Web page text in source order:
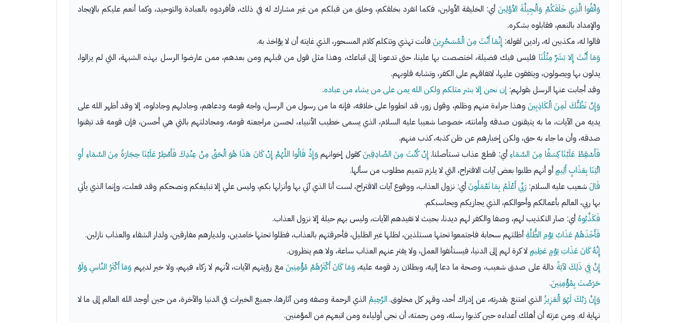
وَاتَّقُوا الَّذِي خَلَقَكُمْ وَالْجِبِلَّةَ الأوَّلِينَأي: الخليقة الأولين، فكما انفرد بخلقكم، وخلق من قبلكم من غير مشارك له في ذلك، فأفردوه بالعبادة والتوحيد، وكما أنعم عليكم بالإيجاد
والإمداد بالنعم، فقابلوه بشكره.
قالوا له، مكذبين له، رادين لقوله: إِنَّمَا أَنْتَ مِنَ الْمُسَحَّرِينَ فأنت تهذي وتتكلم كلام المسحور، الذي غايته أن لا يؤاخذ به.
وَمَا أَنْتَ إِلا بَشَرٌ مِثْلُنَا فليس فيك فضيلة، اختصصت بها علينا، حتى تدعونا إلى اتباعك، وهذا مثل قول من قبلهم ومن بعدهم، ممن عارضوا الرسل بهذه الشبهة، التي لم يزالوا،
يدلون بها ويصولون، ويتفقون عليها، لاتفاقهم على الكفر، وتشابه قلوبهم.
وقد أجابت عنها الرسل بقولهم: إن نحن إلا بشر مثلكم ولكن الله يمن على من يشاء من عباده.
وَإِنْ نَظُنُّكَ لَمِنَ الْكَاذِبِينَ وهذا جراءة منهم وظلم، وقول زور، قد انطووا على خلافه، فإنه ما من رسول من الرسل، واجه قومه ودعاهم، وجادلهم وجادلوه، إلا وقد أظهر الله على
يديه من الآيات، ما به يتيقنون صدقه وأمانته، خصوصا شعيبا عليه السلام، الذي يسمى خطيب الأنبياء، لحسن مراجعته قومه، ومجادلتهم بالتي هي أحسن، فإن قومه قد تيقنوا
صدقه، وأن ما جاء به حق، ولكن إخبارهم عن ظن كذبه، كذب منهم.
فَأَسْقِطْ عَلَيْنَا كِسَفًا مِنَ السَّمَاءِ أي: قطع عذاب تستأصلنا. إِنْ كُنْتَ مِنَ الصَّادِقِينَكقول إخوانهم وَإِذْ قَالُوا اللَّهُمَّ إِنْ كَانَ هَذَا هُوَ الْحَقَّ مِنْ عِنْدِكَ فَأَمْطِرْ عَلَيْنَا حِجَارَةً مِنَ السَّمَاءِ أَوِ
ائْتِنَا بِعَذَابٍ أَلِيمٍأو أنهم طلبوا بعض آيات الاقتراح، التي لا يلزم تتميم مطلوب من سألها.
قَالَشعيب عليه السلام:رَبِّي أَعْلَمُ بِمَا تَعْمَلُونَأي: نزول العذاب، ووقوع آيات الاقتراح، لست أنا الذي آتي بها وأنزلها بكم، وليس علي إلا تبليغكم ونصحكم وقد فعلت، وإنما الذي يأتي
بها ربي، العالم بأعمالكم وأحوالكم، الذي يجازيكم ويحاسبكم.
فَكَذَّبُوهُأي: صار التكذيب لهم، وصفا والكفر لهم ديدنا، بحيث لا تفيدهم الآيات، وليس بهم حيلة إلا نزول العذاب.
فَأَخَذَهُمْ عَذَابُ يَوْمِ الظُّلَّةِ أظلتهم سحابة فاجتمعوا تحتها مستلذين، لظلها غير الظليل، فأحرقتهم بالعذاب، فظلوا تحتها خامدين، ولديارهم مفارقين، ولدار الشقاء والعذاب نازلين.
إِنَّهُ كَانَ عَذَابَ يَوْمٍ عَظِيمٍ لا كرة لهم إلى الدنيا، فيستأنفوا العمل، ولا يفتر عنهم العذاب ساعة، ولا هم ينظرون.
إِنَّ فِي ذَلِكَ لآيَةً دالة على صدق شعيب، وصحة ما دعا إليه، وبطلان رد قومه عليه، وَمَا كَانَ أَكْثَرُهُمْ مُؤْمِنِينَمع رؤيتهم الآيات، لأنهم لا زكاء فيهم، ولا خير لديهم وَمَا أَكْثَرُ النَّاسِ وَلَوْ
حَرَصْتَ بِمُؤْمِنِينَ.
وَإِنَّ رَبَّكَ لَهُوَ الْعَزِيزُ الذي امتنع بقدرته، عن إدراك أحد، وقهر كل مخلوق. الرَّحِيمُ الذي الرحمة وصفه ومن آثارها، جميع الخيرات في الدنيا والآخرة، من حين أوجد الله العالم إلى ما لا
نهاية له. ومن عزته أن أهلك أعداءه حين كذبوا رسله، ومن رحمته، أن نجى أولياءه ومن اتبعهم من المؤمنين.